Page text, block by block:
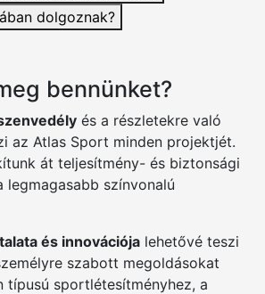
dolgoznak?
bennünket?
és a részletekre való
az Atlas Sport minden projektjét.
át teljesítmény- és biztonsági
színvonalú
és innovációja lehetővé teszi
szabott megoldásokat
típusú sportlétesítményhez, a